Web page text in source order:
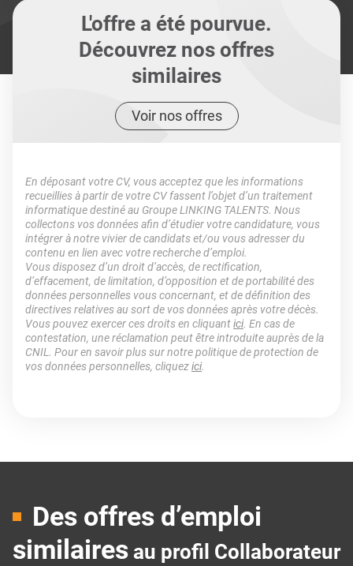
L'offre a été pourvue.
Découvrez nos offres
similaires
Voir nos offres
En déposant votre CV, vous acceptez que les informations
recueillies à partir de votre CV fassent l’objet d’un traitement
informatique destiné au Groupe LINKING TALENTS. Nous
collectons vos données afin d’étudier votre candidature, vous
intégrer à notre vivier de candidats et/ou vous adresser du
contenu en lien avec votre recherche d’emploi.
Vous disposez d’un droit d’accès, de rectification,
d’effacement, de limitation, d’opposition et de portabilité des
données personnelles vous concernant, et de définition des
directives relatives au sort de vos données après votre décès.
Vous pouvez exercer ces droits en cliquantici. En cas de
contestation, une réclamation peut être introduite auprès de la
CNIL. Pour en savoir plus sur notre politique de protection de
vos données personnelles, cliquezici.
Des offres d’emploi
similaires au profil Collaborateur